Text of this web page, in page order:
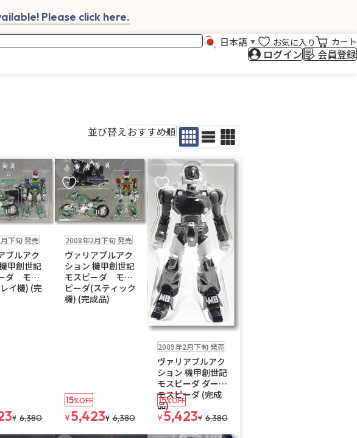
Please click here.
日本語 ▼ お気に入り カート
ログイン 会員登録
並び替え
りに追加
下旬 発売
ブルアク
甲創世記
ダ モス
イ機) (完
¥ 6,380
お気に入りに追加
2008年2月下旬 発売
ヴァリアブルアク
ション 機甲創世記
モスピーダ モス
ピーダ(スティック
機) (完成品)
15%OFF
¥5,423¥ 6,380
お気に入りに追加
2009年2月下旬 発売
ヴァリアブルアク
ション 機甲創世記
モスピーダ ダーク
モスピーダ (完成
品)
15%OFF
¥5,423¥ 6,380